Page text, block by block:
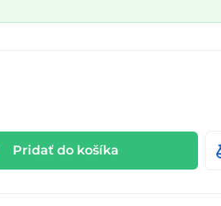
Pridať do košíka